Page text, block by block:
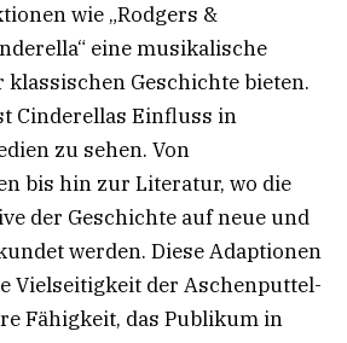
wie „Rodgers &
eine musikalische
Geschichte bieten.
Cinderellas Einfluss in
zu sehen. Von
bis hin zur Literatur, wo die
der Geschichte auf neue und
werden. Diese Adaptionen
Vielseitigkeit der Aschenputtel-
Fähigkeit, das Publikum in